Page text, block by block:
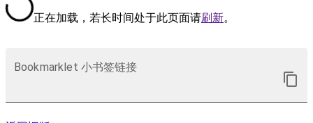
正在加载，若长时间处于此页面请刷新。
Bookmarklet 小书签链接